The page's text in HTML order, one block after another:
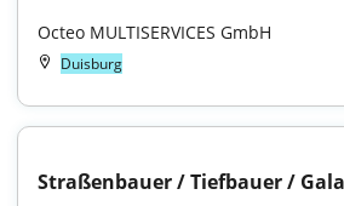
Octeo MULTISERVICES GmbH
Duisburg
Straßenbauer / Tiefbauer /